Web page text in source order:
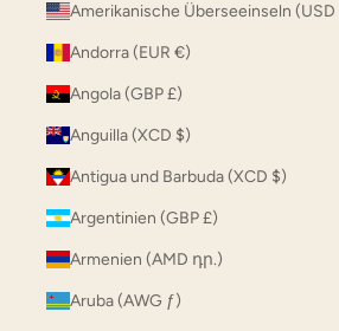
Andorra (EUR €)
Angola (GBP £)
Anguilla (XCD $)
Antigua und Barbuda (XCD $)
Argentinien (GBP £)
Armenien (AMD դր.)
Aruba (AWG ƒ)